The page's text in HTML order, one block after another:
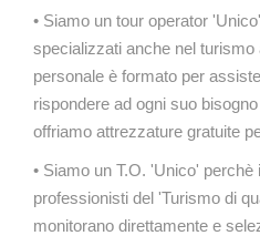
• Siamo un tour operator
specializzati anche nel
personale è formato per
rispondere ad ogni suo
offriamo attrezzature gratuite
• Siamo un T.O. 'Unico' perchè
professionisti del 'Turismo di
monitorano direttamente e